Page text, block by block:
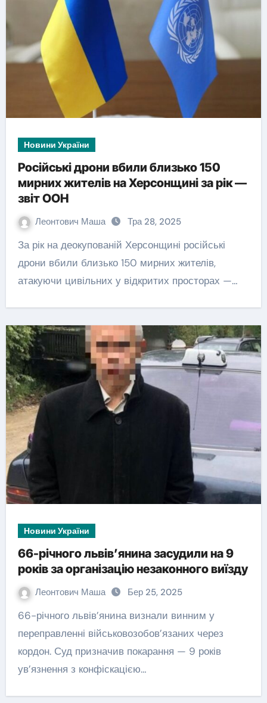
Новини України
Російські дрони вбили близько 150
мирних жителів на Херсонщині за рік —
звіт ООН
Леонтович Маша Тра 28, 2025
За рік на деокупованій Херсонщині російські
дрони вбили близько 150 мирних жителів,
атакуючи цивільних у відкритих просторах —…
Новини України
66-річного львів’янина засудили на 9
років за організацію незаконного виїзду
Леонтович Маша Бер 25, 2025
66-річного львів’янина визнали винним у
переправленні військовозобов’язаних через
кордон. Суд призначив покарання — 9 років
ув’язнення з конфіскацією…